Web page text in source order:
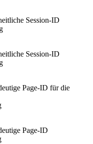
Session-ID
Session-ID
Page-ID für die
Page-ID